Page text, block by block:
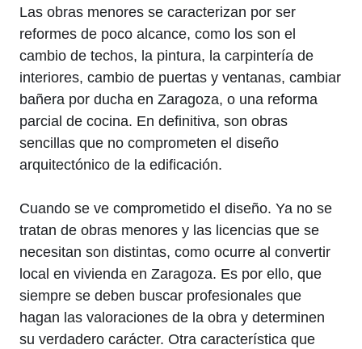
Las obras menores se caracterizan por ser
reformes de poco alcance, como los son el
cambio de techos, la pintura, la carpintería de
interiores, cambio de puertas y ventanas, cambiar
bañera por ducha en Zaragoza, o una reforma
parcial de cocina. En definitiva, son obras
sencillas que no comprometen el diseño
arquitectónico de la edificación.
Cuando se ve comprometido el diseño. Ya no se
tratan de obras menores y las licencias que se
necesitan son distintas, como ocurre al convertir
local en vivienda en Zaragoza. Es por ello, que
siempre se deben buscar profesionales que
hagan las valoraciones de la obra y determinen
su verdadero carácter. Otra característica que